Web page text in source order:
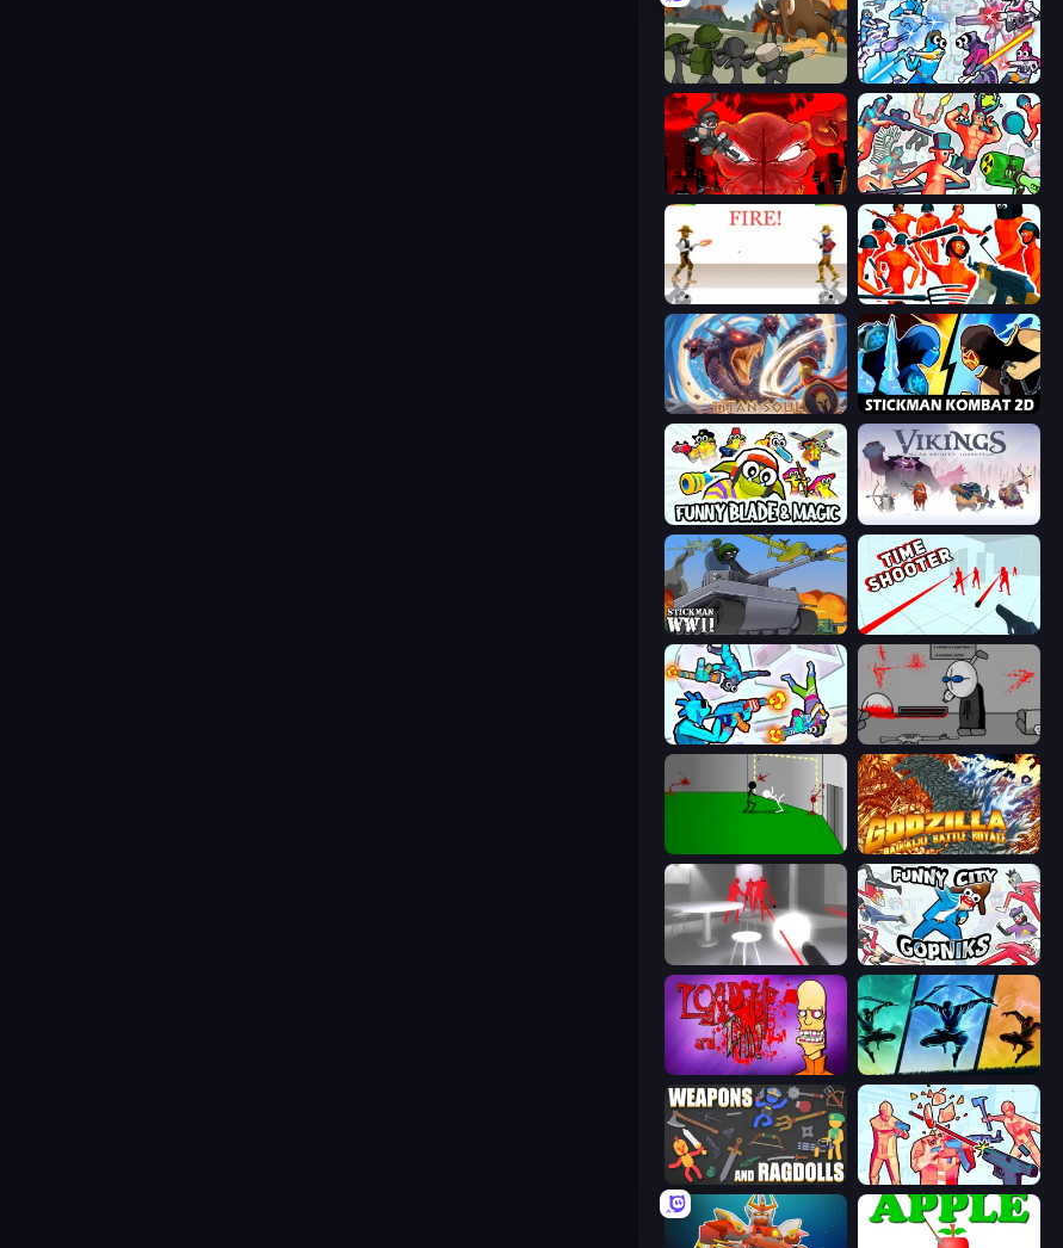
Stickman History Battle Space Wars Battleground
Madness Accelerant Funny Shooter 2
Gunblood Funny Shooter - Destroy All
Titan Soul: Action RPG Stickman Kombat 2D
Funny Blade & Magic Vikings: An Archer's Journey
Stickman WW2 Time Shooter
Gravity Arena Shooter Madness Deathwish
Godzilla Daikaiju Battle Royale
SuperHot Funny City: Gopniks
Load Up and Kill Shadow Ninja Revenge
Weapons and Ragdolls Time Shooter 2